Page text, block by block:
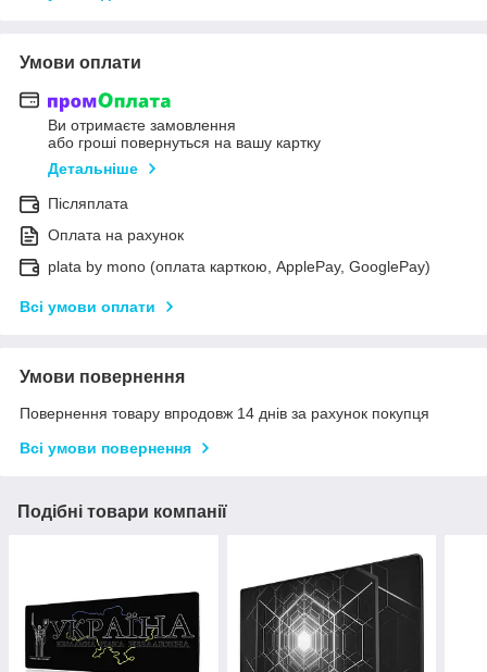
Умови оплати
Ви отримаєте замовлення
або гроші повернуться на вашу картку
Детальніше
Післяплата
Оплата на рахунок
plata by mono (оплата карткою, ApplePay, GooglePay)
Всі умови оплати
Умови повернення
Повернення товару впродовж 14 днів за рахунок покупця
Всі умови повернення
Подібні товари компанії